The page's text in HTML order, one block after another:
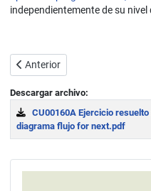
independientemente de su
Artículo anterior:
Anterior
Descargar archivo:
CU00160A Ejercicio
diagrama flujo for next.pdf